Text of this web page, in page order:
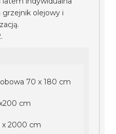
grzejnik olejowy i
70 x 180 cm
cm
x 2000 cm